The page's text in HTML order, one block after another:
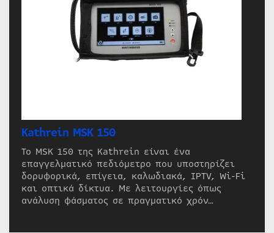
Kathrein MSK 150
Το MSK 150 της Kathrein είναι ένα
επαγγελματικό πεδιόμετρο που υποστηρίζει
δορυφορικά, επίγεια, καλωδιακά, IPTV, Wi-Fi
και οπτικά δίκτυα. Με λειτουργίες όπως
ανάλυση φάσματος σε πραγματικό χρόν…